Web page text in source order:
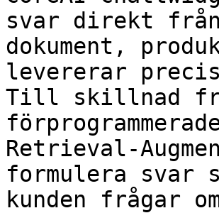
svar direkt
dokument,
levererar
Till skillnad
Retrieval-
formulera svar
kunden frågar